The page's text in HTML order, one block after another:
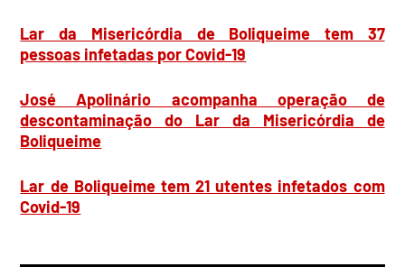
Lar da Misericórdia de Boliqueime tem 37
pessoas infetadas por Covid-19
José Apolinário acompanha operação de
descontaminação do Lar da Misericórdia de
Boliqueime
Lar de Boliqueime tem 21 utentes infetados com
Covid-19